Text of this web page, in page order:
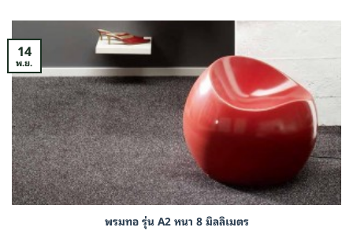
พรมทอ รุ่น A2 หนา 8 มิลลิเมตร
14
พ.ย.